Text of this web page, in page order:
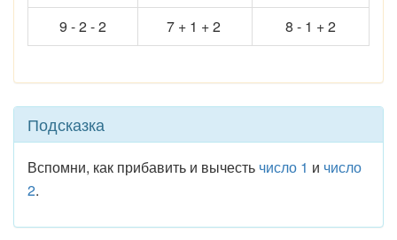
9 - 2 - 2
7 + 1 + 2 8 - 1 + 2
Подсказка
Вспомни, как прибавить и вычесть число 1 и число
2.